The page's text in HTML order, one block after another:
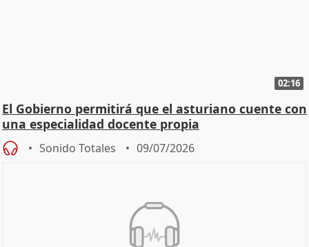
02:16
El Gobierno permitirá que el asturiano cuente con
una especialidad docente propia
Sonido Totales 09/07/2026